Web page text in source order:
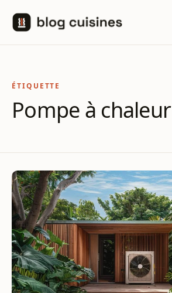
ÉTIQUETTE
Pompe à chaleur